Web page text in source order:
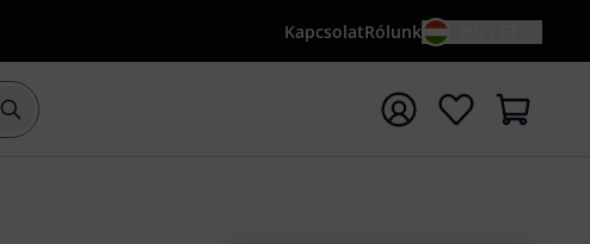
KapcsolatRólunk
Keresés indítása {searchTerm} keresőszóval